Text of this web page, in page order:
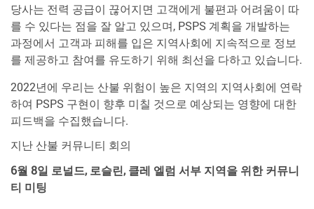
당사는 전력 공급이 끊어지면 고객에게 불편과 어려움이 따
를 수 있다는 점을 잘 알고 있으며, PSPS 계획을 개발하는
과정에서 고객과 피해를 입은 지역사회에 지속적으로 정보
를 제공하고 참여를 유도하기 위해 최선을 다하고 있습니다.
2022년에 우리는 산불 위험이 높은 지역의 지역사회에 연락
하여 PSPS 구현이 향후 미칠 것으로 예상되는 영향에 대한
피드백을 수집했습니다.
지난 산불 커뮤니티 회의
6월 8일 로널드, 로슬린, 클레 엘럼 서부 지역을 위한 커뮤니
티 미팅